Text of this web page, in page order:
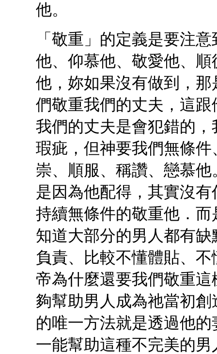
他。
「敬重」的定義是要注
他、仰慕他、敬愛他、
他，妳如果沒有做到，
們敬重我們的丈夫，這
我們的丈夫是會犯錯的
瑕疵，但神要我們無條
崇、順服、稱讚、戀慕
是因為他配得，其實沒
持續無條件的敬重他．
知道大部分的男人都有
負責、比較不懂體貼、
帝為什麼還要我們敬重
夠幫助男人成為祂當初
的唯一方法就是透過他
一能幫助這種不完美的